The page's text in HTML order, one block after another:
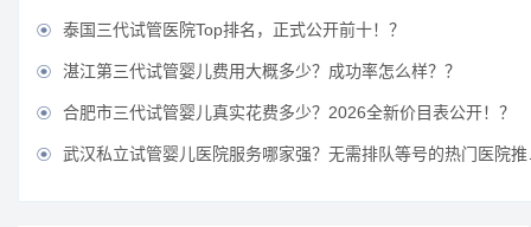
 泰国三代试管医院Top排名，正式公开前十！？
 湛江第三代试管婴儿费用大概多少？成功率怎么样？？
 合肥市三代试管婴儿真实花费多少？2026全新价目表公开！？
 武汉私立试管婴儿医院服务哪家强？无需排队等号的热门医院推荐？